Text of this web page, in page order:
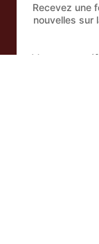
Recevez une
nouvelles sur
Votre nom